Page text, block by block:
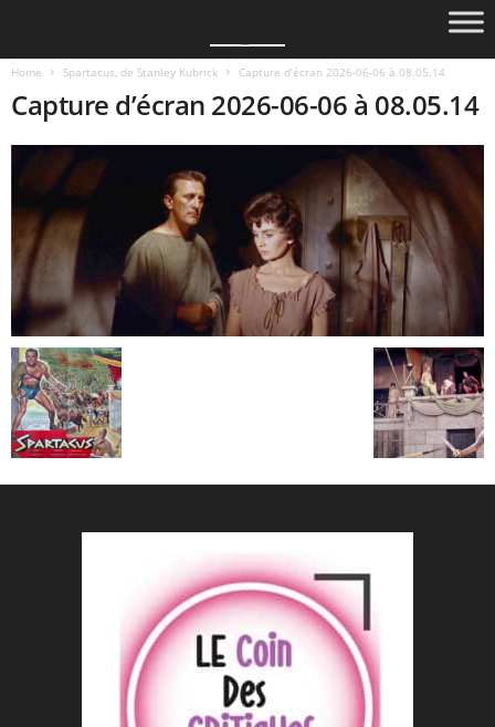
Home Spartacus, de Stanley Kubrick Capture d’écran 2026-06-06 à 08.05.14
Capture d’écran 2026-06-06 à 08.05.14